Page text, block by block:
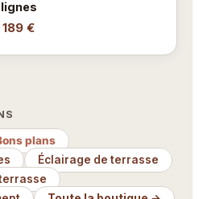
lignes
189 €
plans
Éclairage de terrasse